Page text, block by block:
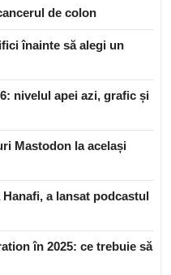
de colon
înainte să alegi un
nivelul apei azi, grafic și
Mastodon la același
a lansat podcastul
în 2025: ce trebuie să